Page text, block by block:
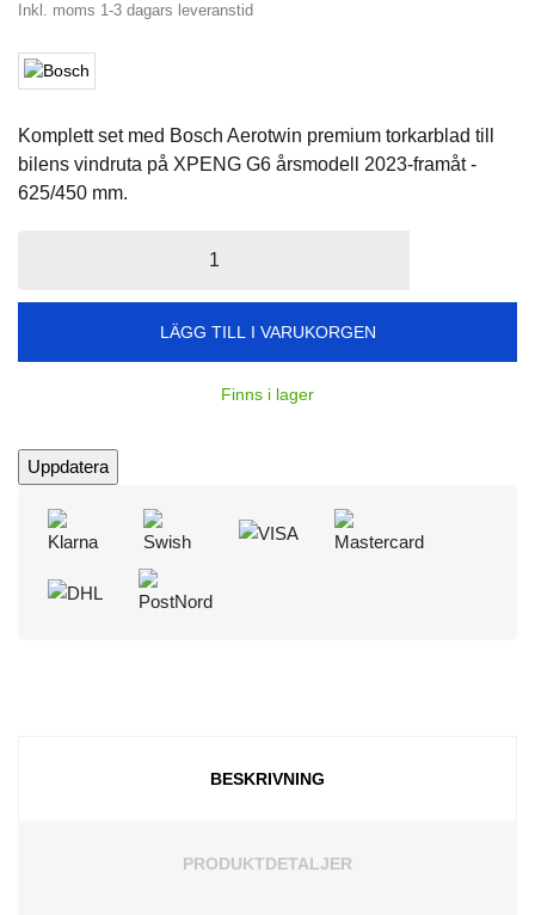
Inkl. moms 1-3 dagars leveranstid
Komplett set med Bosch Aerotwin premium torkarblad till
bilens vindruta på XPENG G6 årsmodell 2023-framåt -
625/450 mm.
LÄGG TILL I VARUKORGEN
Finns i lager
BESKRIVNING
PRODUKTDETALJER